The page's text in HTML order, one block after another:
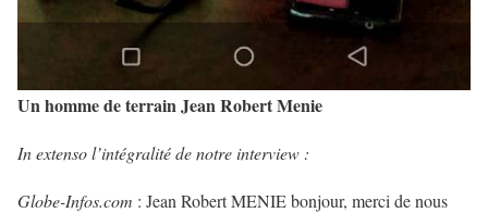
Un homme de terrain Jean Robert Menie
In extenso l’intégralité de notre interview :
Globe-Infos.com : Jean Robert MENIE bonjour, merci de nous